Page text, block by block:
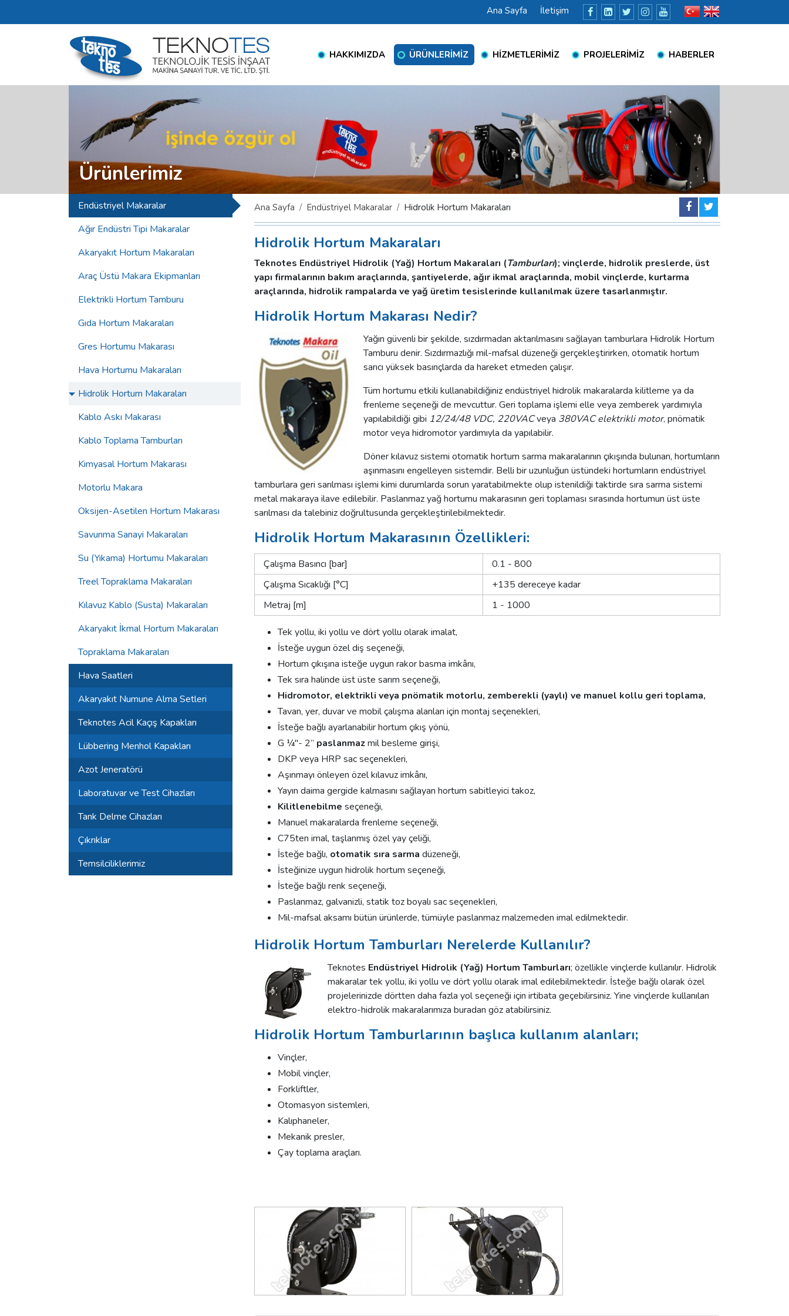
Ana Sayfa İletişim
HAKKIMIZDA ÜRÜNLERİMİZ HİZMETLERİMİZ PROJELERİMİZ HABERLER
Ürünlerimiz
Ana Sayfa Endüstriyel Makaralar Hidrolik Hortum Makaraları
Hidrolik Hortum Makaraları
Teknotes Endüstriyel Hidrolik (Yağ) Hortum Makaraları (Tamburları); vinçlerde, hidrolik preslerde, üst
yapı firmalarının bakım araçlarında, şantiyelerde, ağır ikmal araçlarında, mobil vinçlerde, kurtarma
araçlarında, hidrolik rampalarda ve yağ üretim tesislerinde kullanılmak üzere tasarlanmıştır.
Hidrolik Hortum Makarası Nedir?
Yağın güvenli bir şekilde, sızdırmadan aktarılmasını sağlayan tamburlara Hidrolik Hortum
Tamburu denir. Sızdırmazlığı mil-mafsal düzeneği gerçekleştirirken, otomatik hortum
sarıcı yüksek basınçlarda da hareket etmeden çalışır.
Tüm hortumu etkili kullanabildiğiniz endüstriyel hidrolik makaralarda kilitleme ya da
frenleme seçeneği de mevcuttur. Geri toplama işlemi elle veya zemberek yardımıyla
yapılabildiği gibi 12/24/48 VDC, 220VACveya 380VAC elektrikli motor, pnömatik
motor veya hidromotor yardımıyla da yapılabilir.
Döner kılavuz sistemi otomatik hortum sarma makaralarının çıkışında bulunan, hortumların
aşınmasını engelleyen sistemdir. Belli bir uzunluğun üstündeki hortumların endüstriyel
tamburlara geri sarılması işlemi kimi durumlarda sorun yaratabilmekte olup istenildiği taktirde sıra sarma sistemi
metal makaraya ilave edilebilir. Paslanmaz yağ hortumu makarasının geri toplaması sırasında hortumun üst üste
sarılması da talebiniz doğrultusunda gerçekleştirilebilmektedir.
Hidrolik Hortum Makarasının Özellikleri:
Çalışma Basıncı [bar]
0.1 - 800
Çalışma Sıcaklığı [°C]
+135 dereceye kadar
Metraj [m]
1 - 1000
Tek yollu, iki yollu ve dört yollu olarak imalat,
İsteğe uygun özel diş seçeneği,
Hortum çıkışına isteğe uygun rakor basma imkânı,
Tek sıra halinde üst üste sarım seçeneği,
Hidromotor, elektrikli veya pnömatik motorlu, zemberekli (yaylı) ve manuel kollu geri toplama,
Tavan, yer, duvar ve mobil çalışma alanları için montaj seçenekleri,
İsteğe bağlı ayarlanabilir hortum çıkış yönü,
G ¼"- 2” paslanmazmil besleme girişi,
DKP veya HRP sac seçenekleri,
Aşınmayı önleyen özel kılavuz imkânı,
Yayın daima gergide kalmasını sağlayan hortum sabitleyici takoz,
Kilitlenebilme seçeneği,
Manuel makaralarda frenleme seçeneği,
C75ten imal, taşlanmış özel yay çeliği,
İsteğe bağlı, otomatik sıra sarma düzeneği,
İsteğinize uygun hidrolik hortum seçeneği,
İsteğe bağlı renk seçeneği,
Paslanmaz, galvanizli, statik toz boyalı sac seçenekleri,
Mil-mafsal aksamı bütün ürünlerde, tümüyle paslanmaz malzemeden imal edilmektedir.
Hidrolik Hortum Tamburları Nerelerde Kullanılır?
Teknotes Endüstriyel Hidrolik (Yağ) Hortum Tamburları; özellikle vinçlerde kullanılır. Hidrolik
makaralar tek yollu, iki yollu ve dört yollu olarak imal edilebilmektedir. İsteğe bağlı olarak özel
projelerinizde dörtten daha fazla yol seçeneği için irtibata geçebilirsiniz. Yine vinçlerde kullanılan
elektro-hidrolik makaralarımıza buradan göz atabilirsiniz.
Hidrolik Hortum Tamburlarının başlıca kullanım alanları;
Vinçler,
Mobil vinçler,
Forkliftler,
Otomasyon sistemleri,
Kalıphaneler,
Mekanik presler,
Çay toplama araçları.
Endüstriyel Makaralar
Ağır Endüstri Tipi Makaralar
Akaryakıt Hortum Makaraları
Araç Üstü Makara Ekipmanları
Elektrikli Hortum Tamburu
Gıda Hortum Makaraları
Gres Hortumu Makarası
Hava Hortumu Makaraları
Hidrolik Hortum Makaraları
Kablo Askı Makarası
Kablo Toplama Tamburları
Kimyasal Hortum Makarası
Motorlu Makara
Oksijen-Asetilen Hortum Makarası
Savunma Sanayi Makaraları
Su (Yıkama) Hortumu Makaraları
Treel Topraklama Makaraları
Kılavuz Kablo (Susta) Makaraları
Akaryakıt İkmal Hortum Makaraları
Topraklama Makaraları
Hava Saatleri
Akaryakıt Numune Alma Setleri
Teknotes Acil Kaçış Kapakları
Lübbering Menhol Kapakları
Azot Jeneratörü
Laboratuvar ve Test Cihazları
Tank Delme Cihazları
Çıkrıklar
Temsilciliklerimiz